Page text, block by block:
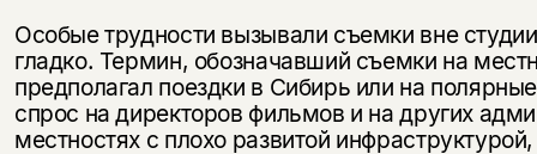
Особые трудности вызывали съемки вне
гладко. Термин, обозначавший съемки на
предполагал поездки в Сибирь или на
спрос на директоров фильмов и на других
местностях с плохо развитой